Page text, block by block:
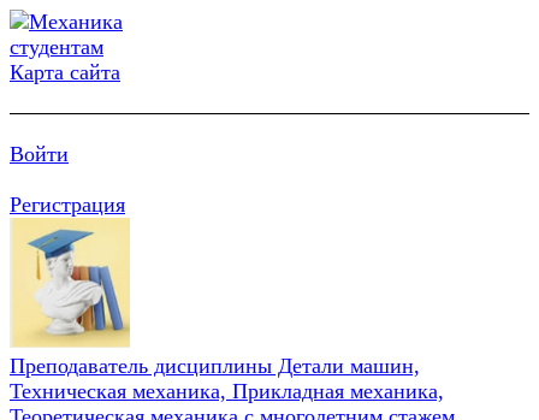
Карта сайта
Войти
Регистрация
Преподаватель дисциплины Детали машин,
Техническая механика, Прикладная механика,